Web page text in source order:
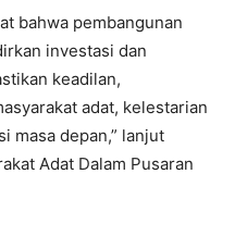
bahwa pembangunan
investasi dan
keadilan,
adat, kelestarian
masa depan,” lanjut
Adat Dalam Pusaran